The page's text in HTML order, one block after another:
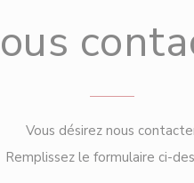
Vous désirez nous
Remplissez le formulaire ci-